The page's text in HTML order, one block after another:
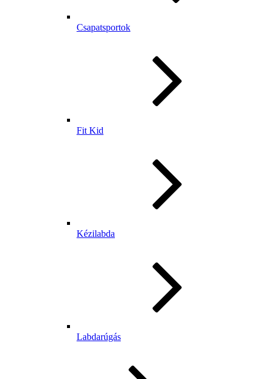
Csapatsportok
Fit Kid
Kézilabda
Labdarúgás